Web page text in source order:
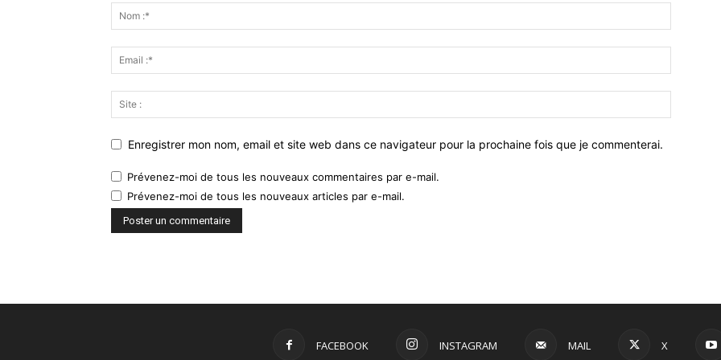
Enregistrer mon nom, email et site web dans ce navigateur pour la prochaine fois que je commenterai.
Prévenez-moi de tous les nouveaux commentaires par e-mail.
Prévenez-moi de tous les nouveaux articles par e-mail.
FACEBOOK INSTAGRAM MAIL X